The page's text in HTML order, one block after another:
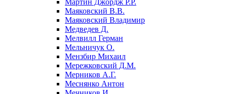
Мартин Джордж Р.Р.
Маяковский В.В.
Маяковский Владимир
Медведев Д.
Мелвилл Герман
Мельничук О.
Мензбир Михаил
Мережковский Д.М.
Мерников А.Г.
Меснянко Антон